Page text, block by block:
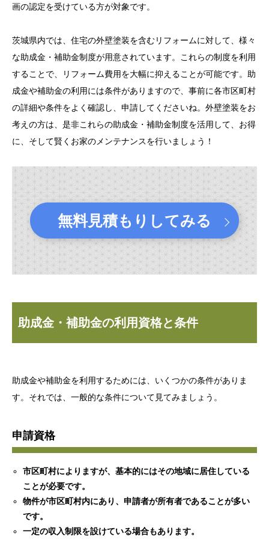
画の認定を受けている方が対象です。
茨城県内では、住宅の外壁塗装を含むリフォームに対して、様々
な助成金・補助金制度が用意されています。これらの制度を利用
することで、リフォーム費用を大幅に抑えることが可能です。助
成金や補助金の利用には条件がありますので、事前に各市区町村
の詳細や条件をよく確認し、申請してくださいね。外壁塗装をお
考えの方は、是非これらの助成金・補助金制度を活用して、お得
に、そして賢くお家のメンテナンスを行いましょう！
無料見積もりしてみる
助成金・補助金の利用資格と条件
助成金や補助金を利用するためには、いくつかの条件がありま
す。それでは、一般的な条件について見てみましょう。
申請資格
市区町村によりますが、基本的にはその地域に居住している
ことが必要です。
物件が市区町村内にあり、申請者が所有者であることが多い
です。
一定の収入制限を設けている場合もあります。